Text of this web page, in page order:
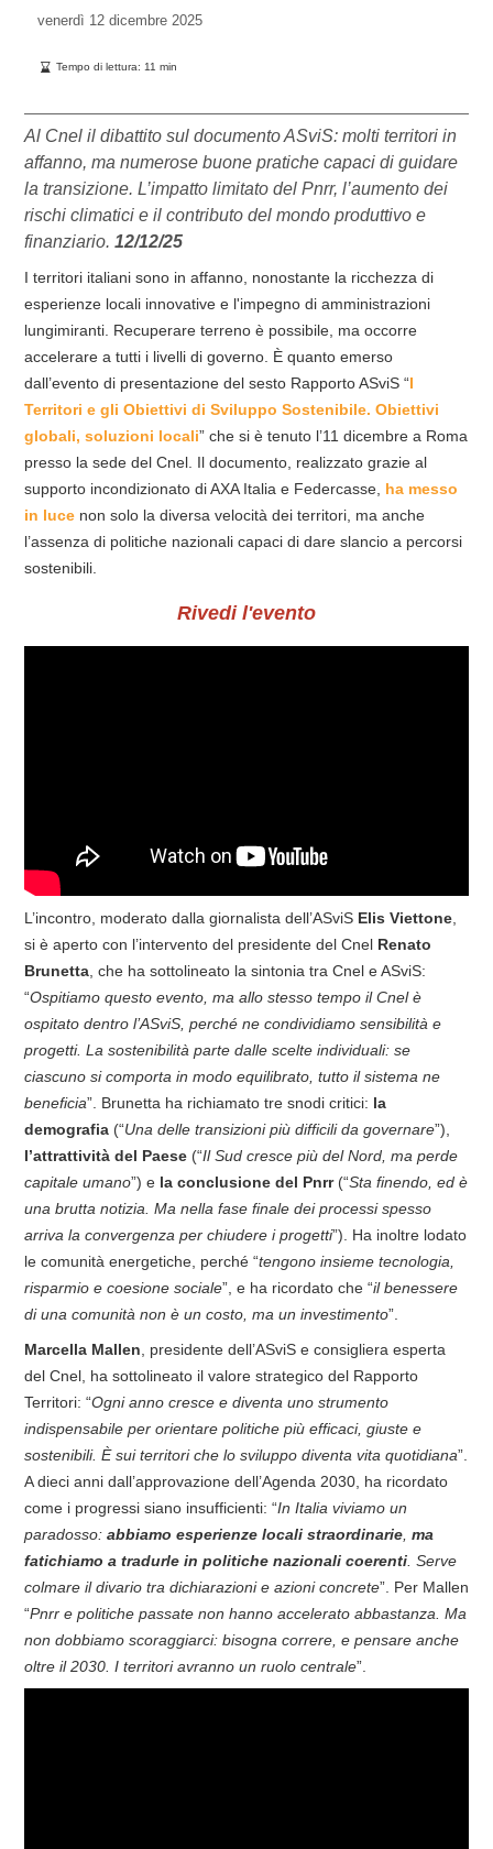
Al Cnel il dibattito sul documento ASviS: molti territori in
affanno, ma numerose buone pratiche capaci di guidare
la transizione. L’impatto limitato del Pnrr, l’aumento dei
rischi climatici e il contributo del mondo produttivo e
finanziario. 12/12/25
I territori italiani sono in affanno, nonostante la ricchezza di
esperienze locali innovative e l'impegno di amministrazioni
lungimiranti. Recuperare terreno è possibile, ma occorre
accelerare a tutti i livelli di governo. È quanto emerso
dall’evento di presentazione del sesto Rapporto ASviS “I
Territori e gli Obiettivi di Sviluppo Sostenibile. Obiettivi
globali, soluzioni locali” che si è tenuto l’11 dicembre a Roma
presso la sede del Cnel. Il documento, realizzato grazie al
supporto incondizionato di AXA Italia e Federcasse, ha messo
in luce non solo la diversa velocità dei territori, ma anche
l’assenza di politiche nazionali capaci di dare slancio a percorsi
sostenibili.
Rivedi l'evento
L’incontro, moderato dalla giornalista dell’ASviS Elis Viettone,
si è aperto con l’intervento del presidente del Cnel Renato
Brunetta, che ha sottolineato la sintonia tra Cnel e ASviS:
“Ospitiamo questo evento, ma allo stesso tempo il Cnel è
ospitato dentro l’ASviS, perché ne condividiamo sensibilità e
progetti. La sostenibilità parte dalle scelte individuali: se
ciascuno si comporta in modo equilibrato, tutto il sistema ne
beneficia”. Brunetta ha richiamato tre snodi critici: la
demografia (“Una delle transizioni più difficili da governare”),
l’attrattività del Paese (“Il Sud cresce più del Nord, ma perde
capitale umano”) e la conclusione del Pnrr(“Sta finendo, ed è
una brutta notizia. Ma nella fase finale dei processi spesso
arriva la convergenza per chiudere i progetti”). Ha inoltre lodato
le comunità energetiche, perché “tengono insieme tecnologia,
risparmio e coesione sociale”, e ha ricordato che “il benessere
di una comunità non è un costo, ma un investimento”.
Marcella Mallen, presidente dell’ASviS e consigliera esperta
del Cnel, ha sottolineato il valore strategico del Rapporto
Territori: “Ogni anno cresce e diventa uno strumento
indispensabile per orientare politiche più efficaci, giuste e
sostenibili. È sui territori che lo sviluppo diventa vita quotidiana”.
A dieci anni dall’approvazione dell’Agenda 2030, ha ricordato
come i progressi siano insufficienti: “In Italia viviamo un
paradosso: abbiamo esperienze locali straordinarie, ma
fatichiamo a tradurle in politiche nazionali coerenti. Serve
colmare il divario tra dichiarazioni e azioni concrete”. Per Mallen
“Pnrr e politiche passate non hanno accelerato abbastanza. Ma
non dobbiamo scoraggiarci: bisogna correre, e pensare anche
oltre il 2030. I territori avranno un ruolo centrale”.
venerdì 12 dicembre 2025
Tempo di lettura: 11 min